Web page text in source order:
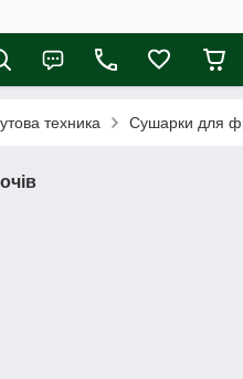
техника Сушарки для